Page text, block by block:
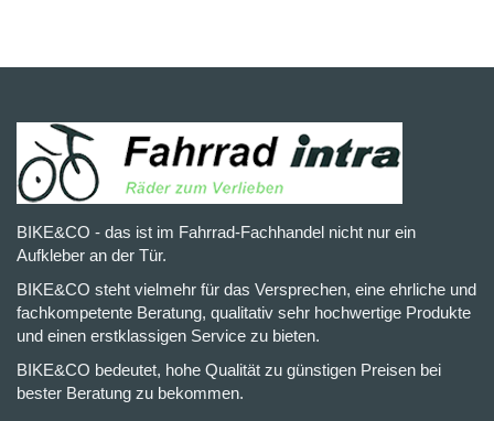
BIKE&CO - das ist im Fahrrad-Fachhandel nicht nur ein
Aufkleber an der Tür.
BIKE&CO steht vielmehr für das Versprechen, eine ehrliche und
fachkompetente Beratung, qualitativ sehr hochwertige Produkte
und einen erstklassigen Service zu bieten.
BIKE&CO bedeutet, hohe Qualität zu günstigen Preisen bei
bester Beratung zu bekommen.